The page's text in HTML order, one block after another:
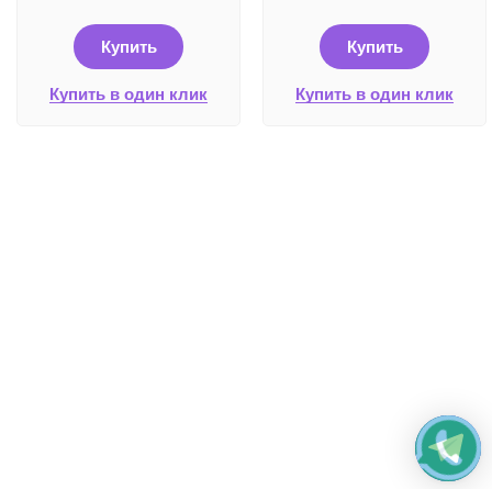
Купить
Купить в один клик
Купить
Купить в один клик